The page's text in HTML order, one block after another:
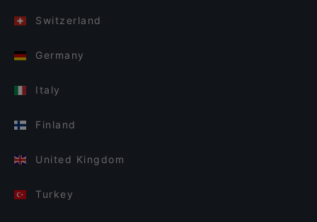
Switzerland
Germany
Italy
Finland
United Kingdom
Turkey